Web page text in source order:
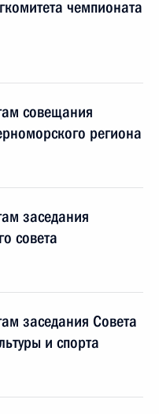
чемпионата
совещания
региона
заседания
совета
заседания Совета
и спорта